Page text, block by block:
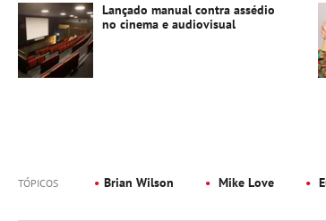
Lançado manual contra assédio
no cinema e audiovisual
TÓPICOS Brian Wilson Mike Love